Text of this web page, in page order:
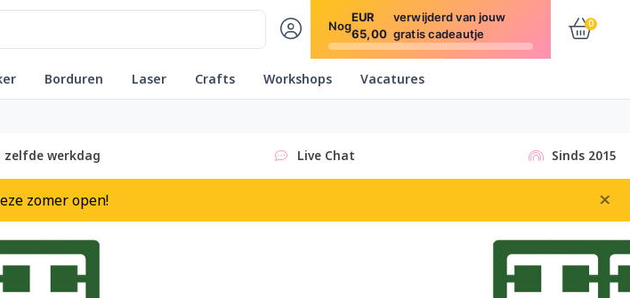
Nog
EUR
65,00
verwijderd van jouw
gratis cadeautje
0
Borduren Laser Crafts Workshops Vacatures
zelfde werkdag Live Chat Sinds 2015
zomer open! ×